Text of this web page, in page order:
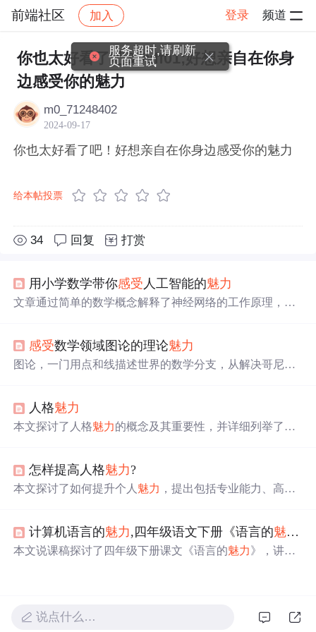
前端社区 加入 登录 频道
社区 前端社区 感慨 帖子详情
你也太好看了吧&#xff01;好想亲自在你身
边感受你的魅力
m0_71248402
2024-09-17
你也太好看了吧！好想亲自在你身边感受你的魅力
给本帖投票
34 回复 打赏
用小学数学带你感受 人工智能的魅力
文章通过简单的数学概念解释了神经网络的工作原理，从
意决策面，阐述了深度学习的基础，并提到了参数学习的
重要性。
感受数学领域图论的理论魅力
图论，一门用点和线描述世界的数学分支，从解决哥尼斯
术原理、实际应用以及未来趋势，揭示了图论如何在社交
网络、互联网路由、生物医药和AI推荐系统中发挥作用，
人格魅力
本文探讨了人格魅力的概念及其重要性，并详细列举了人
朗、展现真诚等。
怎样提高人格魅力?
本文探讨了如何提升个人 魅力 ，提出包括专业能力、高尚
计算机语言的魅力,四年级语文下册《语言的魅力
本文说课稿探讨了四年级下册课文《语言的魅力》，讲述
体参与，通过填空和角色扮演等活动深化理解。
说点什么…
服务超时,请刷新
页面重试